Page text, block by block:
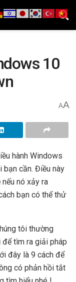
10
AA
hành Windows
bạn cần. Điều này
nó xảy ra
bạn có thể thử
tôi thường
tìm ra giải pháp
đây là 9 cách để
có phản hồi tắt